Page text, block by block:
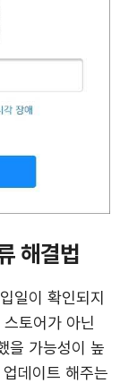
해결법
일이 확인되지
토어가 아닌
을 가능성이 높
데이트 해주는